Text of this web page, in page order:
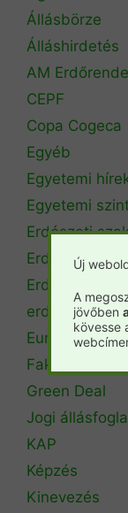
Állásbörze
Álláshirdetés
AM
CEPF
Copa Cogeca
Egyéb
Egyetemi
Egyetemi
Erdészeti
Erdőtérkép
Erdőtörvény
erdőtűz
Európai Unió
Fakitermelés
Green Deal
Jogi
KAP
Képzés
Kinevezés
Új
A
jövőben
kövesse